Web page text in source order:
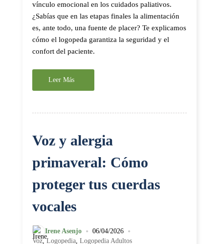
vínculo emocional en los cuidados paliativos.
¿Sabías que en las etapas finales la alimentación
es, ante todo, una fuente de placer? Te explicamos
cómo el logopeda garantiza la seguridad y el
confort del paciente.
Leer Más
Voz y alergia
primaveral: Cómo
proteger tus cuerdas
vocales
Irene Asenjo • 06/04/2026 •
Voz,Logopedia, Logopedia Adultos